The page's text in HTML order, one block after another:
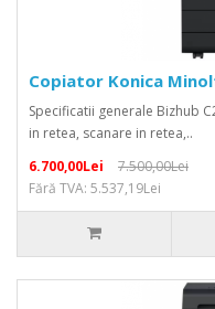
Copiator Konica
Specificatii generale Bizhub
in retea, scanare in retea,..
6.700,00Lei
7.500,00Lei
Fără TVA: 5.537,19Lei